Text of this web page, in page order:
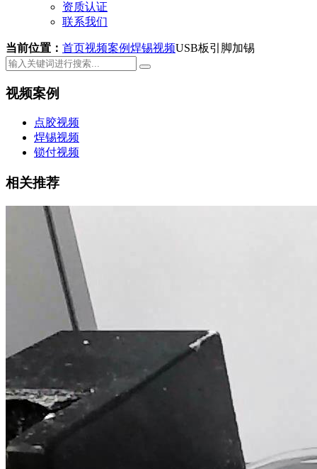
资质认证
联系我们
当前位置： 首页视频案例焊锡视频USB板引脚加锡
视频案例
点胶视频
焊锡视频
锁付视频
相关推荐